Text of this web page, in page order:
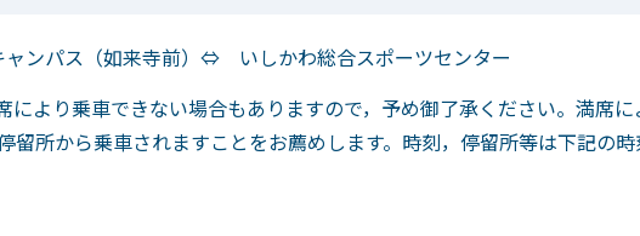
ャンパス（如来寺前）⇔ いしかわ総合スポーツセンター
により乗車できない場合もありますので，予め御了承ください。満席
留所から乗車されますことをお薦めします。時刻，停留所等は下記の